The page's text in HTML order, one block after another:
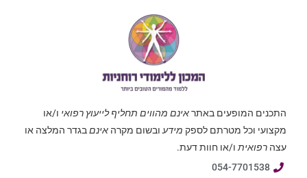
התכנים המופעים באתראינם מהווים תחליף לייעוץ רפואי ו/או
מקצועי וכל מטרתם לספק מידעובשום מקרה אינםבגדר המלצה או
עצה רפואיתו/או חוות דעת.
054-7701538